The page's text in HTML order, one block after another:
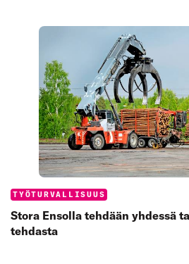
Categories:
TYÖTURVALLISUUS
Stora Ensolla tehdään yhdessä
tehdasta